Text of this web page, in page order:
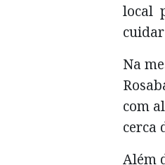
local
Na
com
cerca
Além